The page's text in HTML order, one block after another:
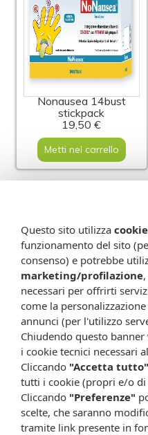
Nonausea 14bust
stickpack
19,50 €
Metti nel carrello
Pancino 10bust
16,90 €15,69 €
Metti nel carrello
-5%
Questo sito utilizza
funzionamento del sito
consenso) e potrebbe
marketing/profilazione
necessari per offrirti
come la
annunci (per l'utilizzo
Chiudendo questo
i cookie tecnici necessari
Cliccando "Accetta tutto"
tutti i cookie (propri e/o di
Cliccando "Preferenze"
scelte, che saranno
tramite link presente in